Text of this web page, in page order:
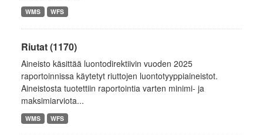
WMS WFS
Riutat (1170)
Aineisto käsittää luontodirektiivin vuoden 2025
raportoinnissa käytetyt riuttojen luontotyyppiaineistot.
Aineistosta tuotettiin raportointia varten minimi- ja
maksimiarviota...
WMS WFS